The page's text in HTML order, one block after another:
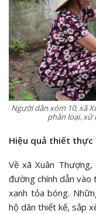
Người dân xóm 10, xã
phân loại, xử
Hiệu quả thiết thực
Về xã Xuân
đường chính dẫn vào
xanh tỏa bóng.
hộ dân thiết kế, sắp